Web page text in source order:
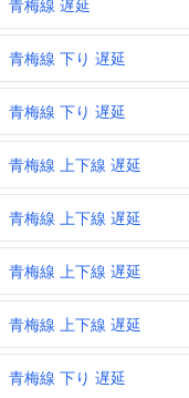
青梅線 下り 遅延
青梅線 下り 遅延
青梅線 上下線 遅延
青梅線 上下線 遅延
青梅線 上下線 遅延
青梅線 上下線 遅延
青梅線 下り 遅延